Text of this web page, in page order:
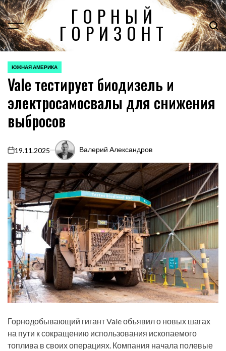
Перейти
к
содержимому
ГОРНЫЙ
ГОРИЗОНТ
ОПУБЛИКОВАНО
В
ЮЖНАЯ АМЕРИКА
Vale тестирует биодизель и
электросамосвалы для снижения
выбросов
on
19.11.2025 Валерий Александров
Горнодобывающий гигант Vale объявил о новых шагах
на пути к сокращению использования ископаемого
топлива в своих операциях. Компания начала полевые